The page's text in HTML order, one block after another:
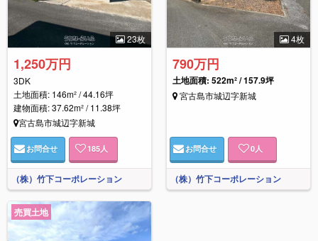
23枚
1,250万円
3DK
土地面積: 146m² / 44.16坪
建物面積: 37.62m² / 11.38坪
宮古島市城辺字新城
お問合せ 185人
（株）竹下コーポレーション
4枚
790万円
土地面積: 522m² / 157.9坪
宮古島市城辺字新城
お問合せ 0人
（株）竹下コーポレーション
売買土地